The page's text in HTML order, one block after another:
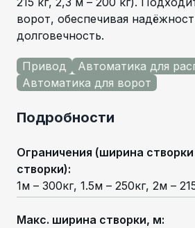
ворот, обеспечивая
долговечность.
Привод
Автоматика для
Автоматика для ворот
Подробности
Ограничения (ширина створки
створки):
1м – 300кг, 1.5м – 250кг, 2м –
Макс. ширина створки, м: